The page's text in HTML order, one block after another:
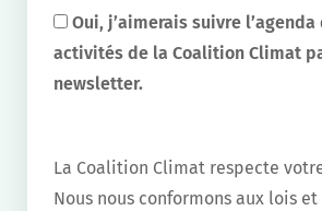
Oui, j’aimerais suivre l’agenda
activités de la Coalition Climat
newsletter.
La Coalition Climat respecte
Nous nous conformons aux lois